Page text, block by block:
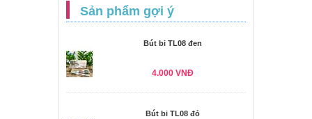
Sản phẩm gợi ý
Bút bi TL08 đen
4.000 VNĐ
Bút bi TL08 đỏ